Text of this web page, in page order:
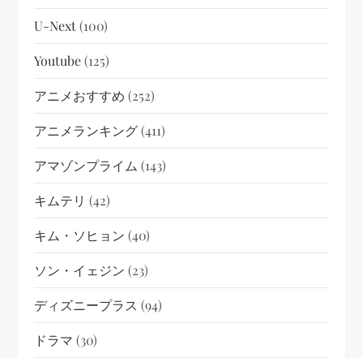
U-Next(100)
Youtube(125)
アニメおすすめ (252)
アニメランキング(411)
アマゾンプライム (143)
キムテリ (42)
キム・ソヒョン (40)
ソン・イェジン (23)
ディズニープラス (94)
ドラマ (30)